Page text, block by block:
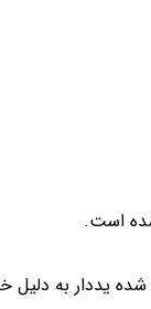
است.
یددار به دلیل